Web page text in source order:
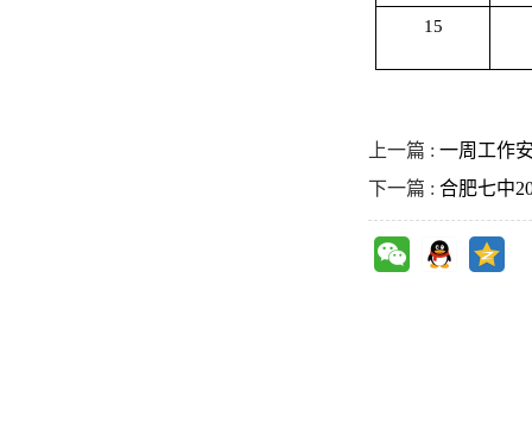
15
上一篇 : 一周工作
下一篇 : 合肥七中